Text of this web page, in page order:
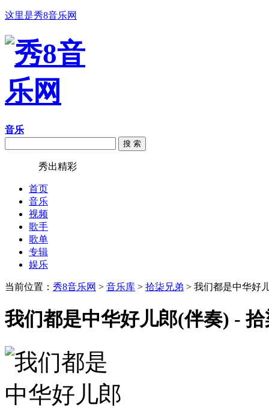
这里是秀8音乐网
音乐
搜 索
秀出精彩
首页
音乐
视频
歌手
歌单
专辑
娱乐
当前位置： 秀8音乐网 > 音乐库 > 拾柒兄弟 > 我们都是中华好
我们都是中华好儿郎(伴奏) -